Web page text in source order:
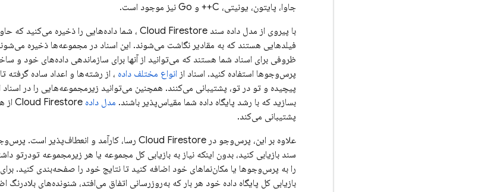
جاوا، پایتون، یونیتی، C++ و Go نیز موجود است.
با پیروی از مدل داده سند Cloud Firestore ، شما داده‌هایی را ذخیره می‌کنید که
فیلدهایی هستند که به مقادیر نگاشت می‌شوند. این اسناد در مجموعه‌ها ذخیره
ظروفی برای اسناد شما هستند که می‌توانید از آنها برای سازماندهی داده‌های خود و
پرس‌وجوها استفاده کنید. اسناد از انواع مختلف داده ، از رشته‌ها و اعداد ساده گرفته
پیچیده و تو در تو، پشتیبانی می‌کنند. همچنین می‌توانید زیرمجموعه‌هایی را در
بسازید که با رشد پایگاه داده شما مقیاس‌پذیر باشند. مدل داده Cloud Firestore از
پشتیبانی می‌کند.
علاوه بر این، پرس‌وجو در Cloud Firestore رسا، کارآمد و انعطاف‌پذیر است.
سند بازیابی کنید، بدون اینکه نیاز به بازیابی کل مجموعه یا هر زیرمجموعه تودرتو
را به پرس‌وجوها یا مکان‌نماهای خود اضافه کنید تا نتایج خود را صفحه‌بندی کنید.
بازیابی کل پایگاه داده خود هر بار که به‌روزرسانی اتفاق می‌افتد، شنونده‌های بلادرنگ